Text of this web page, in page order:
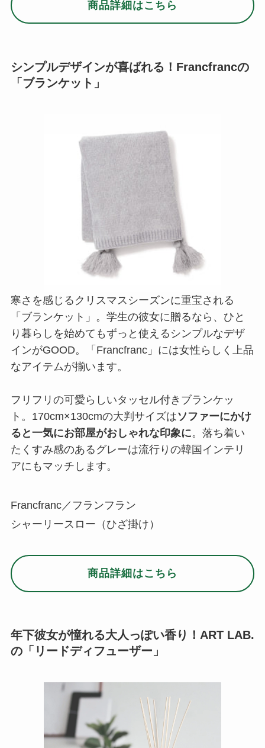
商品詳細はこちら
シンプルデザインが喜ばれる！Francfrancの
「ブランケット」
寒さを感じるクリスマスシーズンに重宝される
「ブランケット」。学生の彼女に贈るなら、ひと
り暮らしを始めてもずっと使えるシンプルなデザ
インがGOOD。「Francfranc」には女性らしく上品
なアイテムが揃います。
フリフリの可愛らしいタッセル付きブランケッ
ト。170cm×130cmの大判サイズはソファーにかけ
ると一気にお部屋がおしゃれな印象に。落ち着い
たくすみ感のあるグレーは流行りの韓国インテリ
アにもマッチします。
Francfranc／フランフラン
シャーリースロー（ひざ掛け）
商品詳細はこちら
年下彼女が憧れる大人っぽい香り！ART LAB.
の「リードディフューザー」